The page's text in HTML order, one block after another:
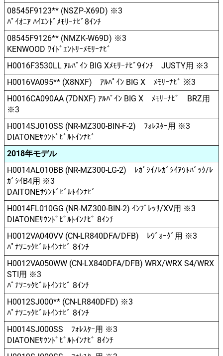
08545F9123** (NSZP-X69D) ※3
ﾊﾟｲｵﾆｱ ﾊｲｴﾝﾄﾞﾒﾓﾘｰﾅﾋﾞ8ｲﾝﾁ
08545F9126** (NMZK-W69D) ※3
KENWOOD ﾜｲﾄﾞｴﾝﾄﾘｰﾒﾓﾘｰﾅﾋﾞ
H0016F3530LL ｱﾙﾊﾟｲﾝ BIG Xﾒﾓﾘｰﾅﾋﾞ9ｲﾝﾁ JUSTY用 ※3
H0016VA095** (X8NXF) ｱﾙﾊﾟｲﾝ BIG X ﾒﾓﾘｰﾅﾋﾞ ※3
H0016CA090AA (7DNXF) ｱﾙﾊﾟｲﾝ BIG X ﾒﾓﾘｰﾅﾋﾞ BRZ用
※3
H0014SJ010SS (NR-MZ300-BIN-F-2) ﾌｫﾚｽﾀｰ用 ※3
DIATONEｻｳﾝﾄﾞﾋﾞﾙﾄｲﾝﾅﾋﾞ
2018年モデル
H0014AL010BB (NR-MZ300-LG-2) ﾚｶﾞｼｲ/ﾚｶﾞｼｲｱｳﾄﾊﾞｯｸ/ﾚ
ｶﾞｼｲB4用 ※3
DAITONEｻｳﾝﾄﾞﾋﾞﾙﾄｲﾝﾅﾋﾞ
H0014FL010GG (NR-MZ300-BIN-2) ｲﾝﾌﾟﾚｯｻ/XV用 ※3
DIATONEｻｳﾝﾄﾞﾋﾞﾙﾄｲﾝﾅﾋﾞ 8ｲﾝﾁ
H0012VA040VV (CN-LR840DFA/DFB) ﾚｳﾞｫｰｸﾞ用 ※3
ﾊﾟﾅｿﾆｯｸﾋﾞﾙﾄｲﾝﾅﾋﾞ 8ｲﾝﾁ
H0012VA050WW (CN-LX840DFA/DFB) WRX/WRX S4/WRX
STI用 ※3
ﾊﾟﾅｿﾆｯｸﾋﾞﾙﾄｲﾝﾅﾋﾞ 8ｲﾝﾁ
H0012SJ000** (CN-LR840DFD) ※3
ﾊﾟﾅｿﾆｯｸﾋﾞﾙﾄｲﾝﾅﾋﾞ 8ｲﾝﾁ
H0014SJ000SS ﾌｫﾚｽﾀｰ用 ※3
DIATONEｻｳﾝﾄﾞﾋﾞﾙﾄｲﾝﾅﾋﾞ 8ｲﾝﾁ